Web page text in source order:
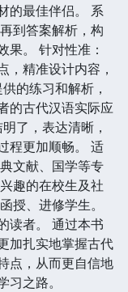
的最佳伴侣。 系
到答案解析，构
果。 针对性准：
，精准设计内容，
的练习和解析，
的古代汉语实际应
了，表达清晰，
程更加顺畅。 适
文献、国学等专
趣的在校生及社
授、进修学生。
读者。 通过本书
加扎实地掌握古代
点，从而更自信地
之路。